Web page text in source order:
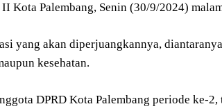
Kota Palembang, Senin (30/9/2024)
yang akan diperjuangkannya,
kesehatan.
DPRD Kota Palembang periode ke-